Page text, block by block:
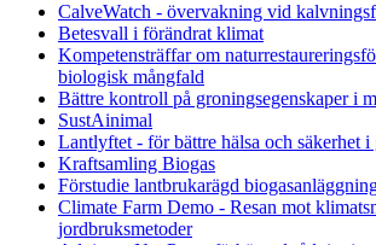
CalveWatch - övervakning vid
Betesvall i förändrat klimat
Kompetensträffar om
biologisk mångfald
Bättre kontroll på groningsegenskaper i
SustAinimal
Lantlyftet - för bättre hälsa och säkerhet i
Kraftsamling Biogas
Förstudie lantbrukarägd
Climate Farm Demo - Resan mot
jordbruksmetoder